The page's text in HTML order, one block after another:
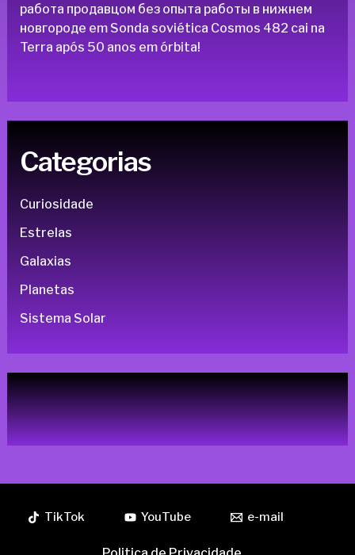
работа продавцом без опыта работы в нижнем
новгороде em Sonda soviética Cosmos 482 cai na
Terra após 50 anos em órbita!
Categorias
Curiosidade
Estrelas
Galaxias
Planetas
Sistema Solar
TikTok YouTube e-mail